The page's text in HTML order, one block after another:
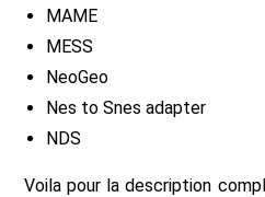
MAME
MESS
NeoGeo
Nes to Snes adapter
NDS
Voila pour la description